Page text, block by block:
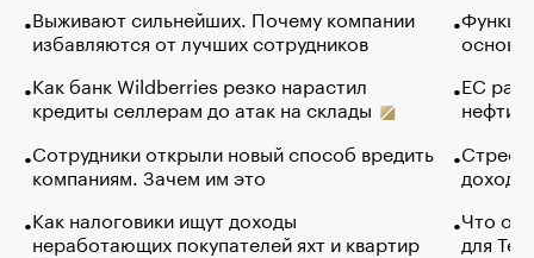
Выживают сильнейших. Почему компании
избавляются от лучших сотрудников
Как банк Wildberries резко нарастил
кредиты селлерам до атак на склады
Сотрудники открыли новый способ вредить
компаниям. Зачем им это
Как налоговики ищут доходы
неработающих покупателей яхт и квартир
основ
ЕС
нефти
Что
для